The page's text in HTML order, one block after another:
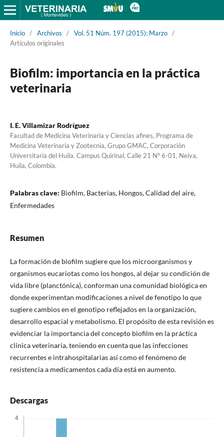
Inicio / Archivos / Vol. 51 Núm. 197 (2015): Marzo /
Artículos originales
Biofilm: importancia en la práctica
veterinaria
I. E. Villamizar Rodríguez
Facultad de Medicina Veterinaria y Ciencias afines, Programa de
Medicina Veterinaria y Zootecnia, Grupo GMAC, Corporación
Universitaria del Huila. Campus Quirinal, Calle 21 N° 6-01, Neiva,
Huila, Colombia.
Palabras clave: Biofilm, Bacterias, Hongos, Calidad del aire,
Enfermedades
Resumen
La formación de biofilm sugiere que los microorganismos y
organismos eucariotas como los hongos, al dejar su con­dición de
vida libre (planctónica), conforman una comu­nidad biológica en
donde experimentan modificaciones a nivel de fenotipo lo que
sugiere cambios en el genotipo reflejados en la organización,
desarrollo espacial y meta­bolismo. El propósito de esta revisión es
evidenciar la im­portancia del concepto biofilm en la práctica
clínica vete­rinaria, teniendo en cuenta que las infecciones
recurrentes e intrahospitalarias así como el fenómeno de
resistencia a medicamentos cada día está en aumento.
Descargas